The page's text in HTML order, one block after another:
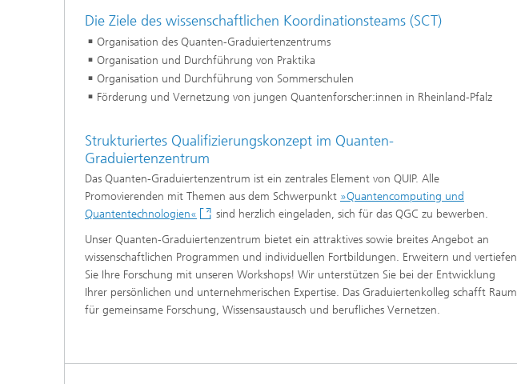
Modellierung, Simulation und
Die Ziele des wissenschaftlichen Koordinationsteams (SCT)
Organisation des Quanten-Graduiertenzentrums
Organisation und Durchführung von Praktika
Organisation und Durchführung von Sommerschulen
Förderung und Vernetzung von jungen Quantenforscher:innen in Rheinland-Pfalz
Strukturiertes Qualifizierungskonzept im Quanten-
Graduiertenzentrum
Das Quanten-Graduiertenzentrum ist ein zentrales Element von QUIP. Alle
Promovierenden mit Themen aus dem Schwerpunkt »Quantencomputing und
Quantentechnologien«
sind herzlich eingeladen, sich für das QGC zu bewerben.
Unser Quanten-Graduiertenzentrum bietet ein attraktives sowie breites Angebot an
wissenschaftlichen Programmen und individuellen Fortbildungen. Erweitern und vertiefen
Sie Ihre Forschung mit unseren Workshops! Wir unterstützen Sie bei der Entwicklung
Ihrer persönlichen und unternehmerischen Expertise. Das Graduiertenkolleg schafft Raum
für gemeinsame Forschung, Wissensaustausch und berufliches Vernetzen.